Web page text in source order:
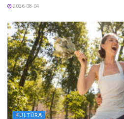
2026-08-04
KULTŪRA